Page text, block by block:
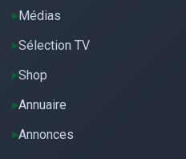
Médias
Sélection TV
Shop
Annuaire
Annonces